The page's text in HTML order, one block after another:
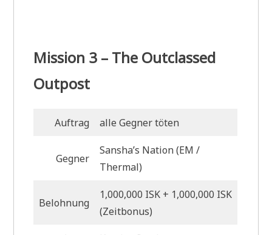
Mission 3 – The Outclassed
Outpost
Auftrag alle Gegner töten
Gegner
Sansha’s Nation (EM /
Thermal)
Belohnung
1,000,000 ISK + 1,000,000 ISK
(Zeitbonus)